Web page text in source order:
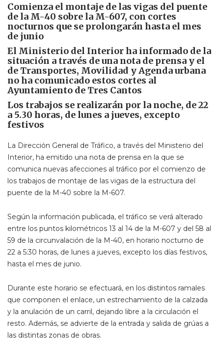
Comienza el montaje de las vigas del puente
de la M-40 sobre la M-607, con cortes
nocturnos que se prolongarán hasta el mes
de junio
El Ministerio del Interior ha informado de la
situación a través de una nota de prensa y el
de Transportes, Movilidad y Agenda urbana
no ha comunicado estos cortes al
Ayuntamiento de Tres Cantos
Los trabajos se realizarán por la noche, de 22
a 5.30 horas, de lunes a jueves, excepto
festivos
La Dirección General de Tráfico, a través del Ministerio del
Interior, ha emitido una nota de prensa en la que se
comunica nuevas afecciones al tráfico por el comienzo de
los trabajos de montaje de las vigas de la estructura del
puente de la M-40 sobre la M-607.
Según la información publicada, el tráfico se verá alterado
entre los puntos kilométricos 13 al 14 de la M-607 y del 58 al
59 de la circunvalación de la M-40, en horario nocturno de
22 a 5:30 horas, de lunes a jueves, excepto los días festivos,
hasta el mes de junio.
Durante este horario se efectuará, en los distintos ramales
que componen el enlace, un estrechamiento de la calzada
y la anulación de un carril, dejando libre a la circulación el
resto. Además, se advierte de la entrada y salida de grúas a
las distintas zonas de obras.